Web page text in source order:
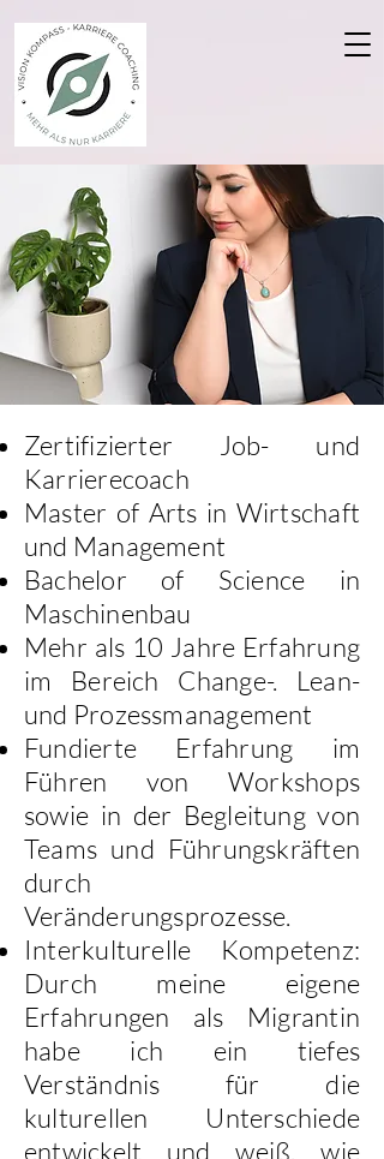
Zertifizierter Job- und
Karrierecoach
​Master of Arts in Wirtschaft
und Management
Bachelor of Science in
Maschinenbau
Mehr als 10 Jahre Erfahrung
im Bereich Change-. Lean-
und Prozessmanagement
Fundierte Erfahrung im
Führen von Workshops
sowie in der Begleitung von
Teams und Führungskräften
durch
Veränderungsprozesse.
Interkulturelle Kompetenz:
Durch meine eigene
Erfahrungen als Migrantin
habe ich ein tiefes
Verständnis für die
kulturellen Unterschiede
entwickelt und weiß, wie